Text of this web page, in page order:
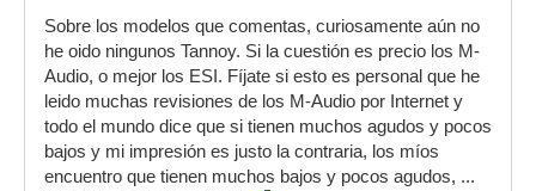
Sobre los modelos que comentas, curiosamente aún no
he oido ningunos Tannoy. Si la cuestión es precio los M-
Audio, o mejor los ESI. Fíjate si esto es personal que he
leido muchas revisiones de los M-Audio por Internet y
todo el mundo dice que si tienen muchos agudos y pocos
bajos y mi impresión es justo la contraria, los míos
encuentro que tienen muchos bajos y pocos agudos, ...